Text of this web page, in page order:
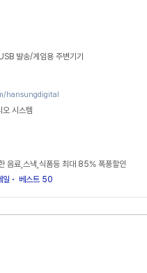
발송/게임용 주변기기
hansungdigital
오 시스템
음료,스낵,식품등 최대 85% 폭풍할인
일 베스트 50